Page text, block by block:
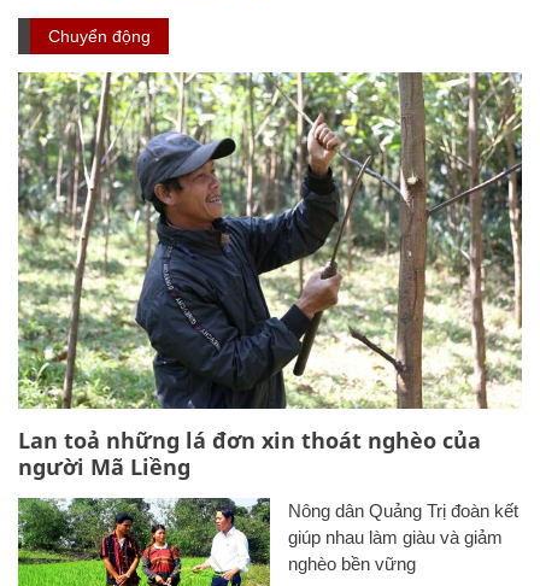
Chuyển động
Lan toả những lá đơn xin thoát nghèo của
người Mã Liềng
Nông dân Quảng Trị đoàn kết
giúp nhau làm giàu và giảm
nghèo bền vững